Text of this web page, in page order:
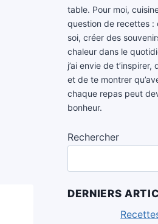
table. Pour moi,
question de recettes :
soi, créer des
chaleur dans le
j’ai envie de
et de te montrer
chaque repas peut
bonheur.
Rechercher
DERNIERS